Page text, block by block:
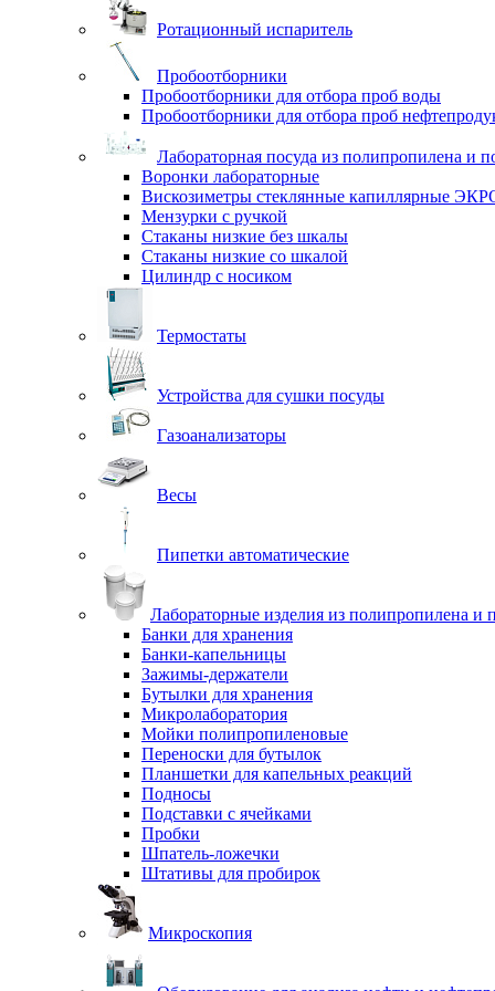
Ротационный испаритель
Пробоотборники
Пробоотборники для отбора проб воды
Пробоотборники для отбора проб
Лабораторная посуда из полипропилена и
Воронки лабораторные
Вискозиметры стеклянные капиллярные
Мензурки с ручкой
Стаканы низкие без шкалы
Стаканы низкие со шкалой
Цилиндр с носиком
Термостаты
Устройства для сушки посуды
Газоанализаторы
Весы
Пипетки автоматические
Лабораторные изделия из полипропилена и
Банки для хранения
Банки-капельницы
Зажимы-держатели
Бутылки для хранения
Микролаборатория
Мойки полипропиленовые
Переноски для бутылок
Планшетки для капельных реакций
Подносы
Подставки с ячейками
Пробки
Шпатель-ложечки
Штативы для пробирок
Микроскопия